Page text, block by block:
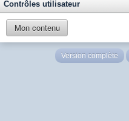
Contrôles utilisateur
Mon contenu
Version complète